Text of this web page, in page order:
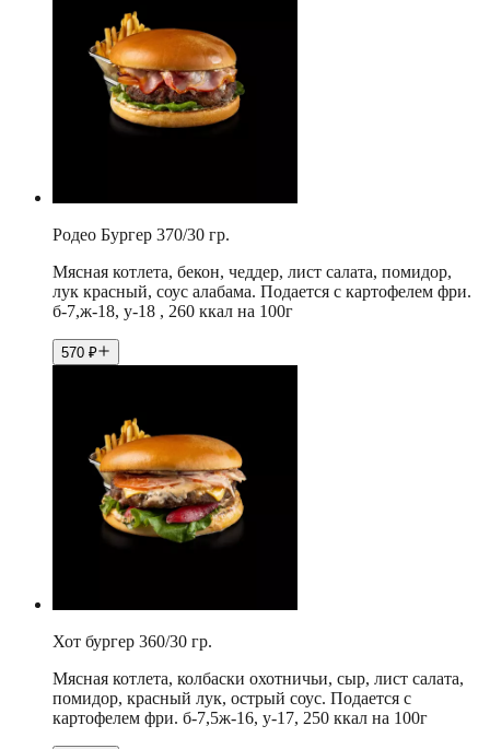
Родео Бургер 370/30 гр.
Мясная котлета, бекон, чеддер, лист салата, помидор,
лук красный, соус алабама. Подается с картофелем фри.
б-7,ж-18, у-18 , 260 ккал на 100г
570 ₽
Хот бургер 360/30 гр.
Мясная котлета, колбаски охотничьи, сыр, лист салата,
помидор, красный лук, острый соус. Подается с
картофелем фри. б-7,5ж-16, у-17, 250 ккал на 100г